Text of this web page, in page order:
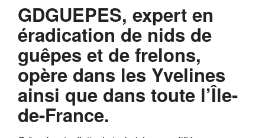
GDGUEPES, expert en
éradication de nids de
guêpes et de frelons,
opère dans les Yvelines
ainsi que dans toute l’Île-
de-France.